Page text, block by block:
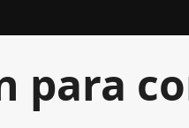
para